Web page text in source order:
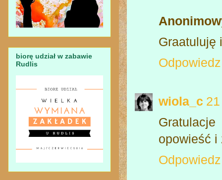
Graatuluję
Odpowiedz
wiola_c
opowieść i
Odpowiedz
biorę udział w zabawie
Rudlis